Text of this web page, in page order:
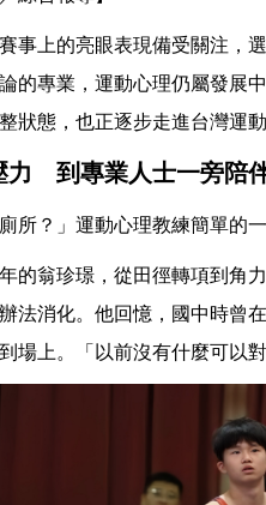
事上的亮眼表現備受關注，
的專業，運動心理仍屬發展
狀態，也正逐步走進台灣運動
力 到專業人士一旁陪
所？」運動心理教練簡單的
的翁珍璟，從田徑轉項到角
法消化。他回憶，國中時曾
場上。「以前沒有什麼可以